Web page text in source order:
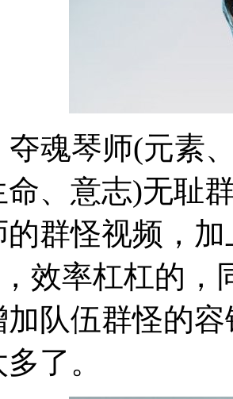
琴师(元素、
命、意志)无耻
的群怪视频，
效率杠杠的
加队伍群怪的
了。